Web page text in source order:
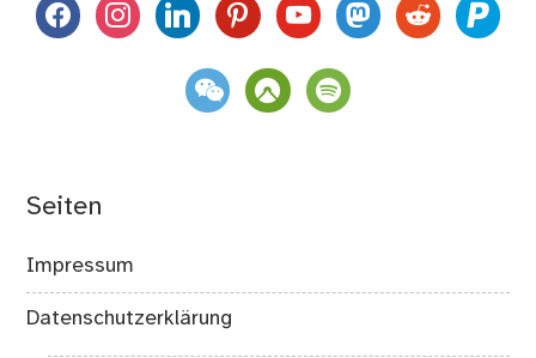
facebookinstagramlinkedinpinterestyoutubemastodon
reddit paypal
weixin komootspotify
Seiten
Impressum
Datenschutzerklärung